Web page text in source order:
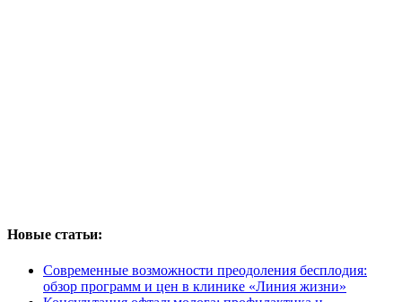
Новые статьи:
Современные возможности преодоления бесплодия:
обзор программ и цен в клинике «Линия жизни»